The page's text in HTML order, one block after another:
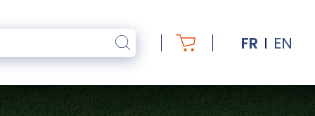
FR EN